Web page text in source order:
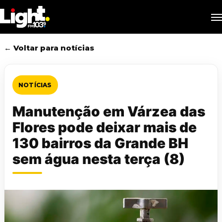
to
main
content
← Voltar para notícias
NOTÍCIAS
Manutenção em Várzea das
Flores pode deixar mais de
130 bairros da Grande BH
sem água nesta terça (8)